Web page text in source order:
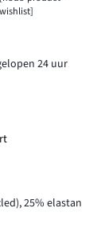
wishlist]
24 uur
25% elastan